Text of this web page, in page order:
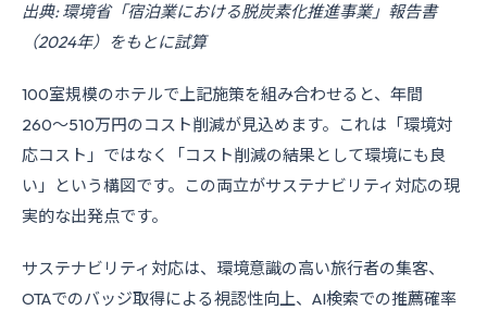
出典: 環境省「宿泊業における脱炭素化推進事業」報告書
（2024年）をもとに試算
100室規模のホテルで上記施策を組み合わせると、年間
260〜510万円のコスト削減が見込めます。これは「環境対
応コスト」ではなく「コスト削減の結果として環境にも良
い」という構図です。この両立がサステナビリティ対応の現
実的な出発点です。
サステナビリティ対応は、環境意識の高い旅行者の集客、
OTAでのバッジ取得による視認性向上、AI検索での推薦確率